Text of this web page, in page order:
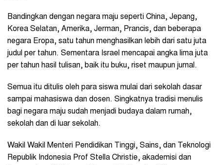
Bandingkan dengan negara maju seperti China, Jepang,
Korea Selatan, Amerika, Jerman, Prancis, dan beberapa
negara Eropa, satu tahun menghasilkan lebih dari satu juta
judul per tahun. Sementara Israel mencapai angka lima juta
per tahun hasil tulisan, baik itu buku, riset maupun jurnal.
Semua itu ditulis oleh para siswa mulai dari sekolah dasar
sampai mahasiswa dan dosen. Singkatnya tradisi menulis
bagi negara maju sudah menjadi budaya dalam rumah,
sekolah dan di luar sekolah.
Wakil Wakil Menteri Pendidikan Tinggi, Sains, dan Teknologi
Republik Indonesia Prof Stella Christie, akademisi dan